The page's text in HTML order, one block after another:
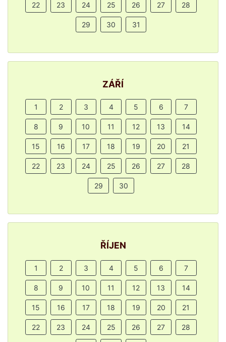
22 23 24 25 26 27 28
29 30 31
ZÁŘÍ
1 2 3 4 5 6 7
8 9 10 11 12 13 14
15 16 17 18 19 20 21
22 23 24 25 26 27 28
29 30
ŘÍJEN
1 2 3 4 5 6 7
8 9 10 11 12 13 14
15 16 17 18 19 20 21
22 23 24 25 26 27 28